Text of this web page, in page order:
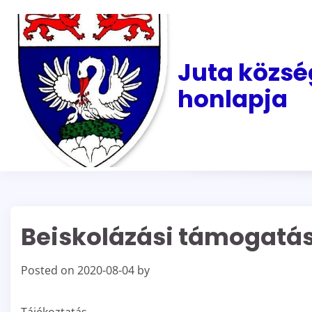
content
Juta
honlapja
Beiskolázási
Posted on 2020-08-04 by